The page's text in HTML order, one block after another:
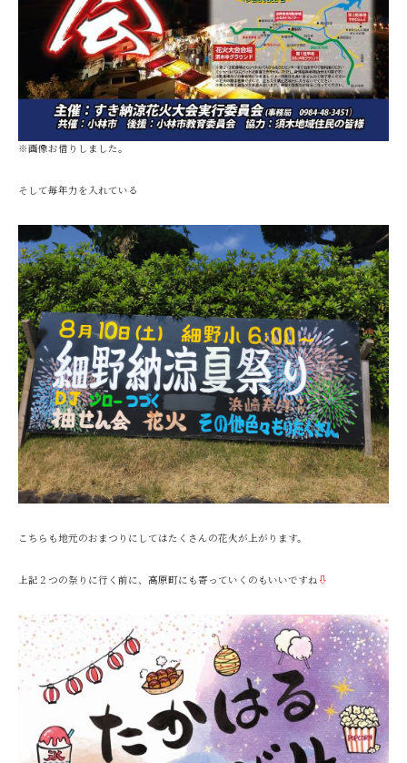
※画像お借りしました。
そして毎年力を入れている
こちらも地元のおまつりにしてはたくさんの花火が上がります。
上記２つの祭りに行く前に、高原町にも寄っていくのもいいですね⇩